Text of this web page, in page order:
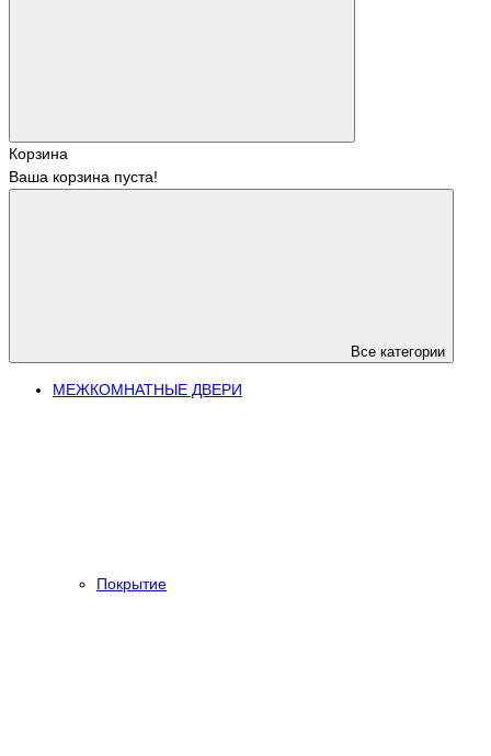
Корзина
Ваша корзина пуста!
Все категории
МЕЖКОМНАТНЫЕ ДВЕРИ
Покрытие